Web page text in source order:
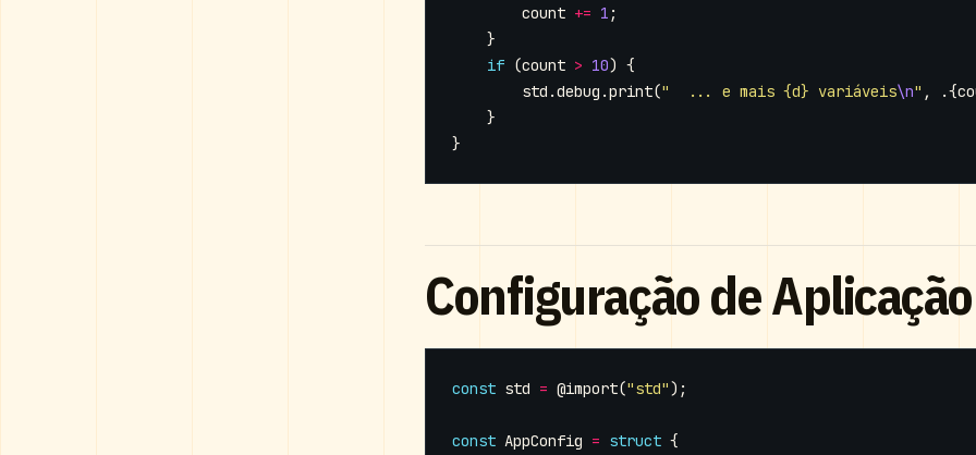
count += 1 ;
}
if (count > 10) {
std .debug .print("  ... e mais {d} variáveis\n" , .{
}
}
Configuração de
const std = @import("std");
const AppConfig = struct {